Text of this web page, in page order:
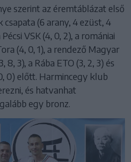
szerint az éremtáblázat első
csapata (6 arany, 4 ezüst, 4
VSK (4, 0, 2), a romániai
(4, 0, 1), a rendező Magyar
8, 3), a Rába ETO (3, 2, 3) és
0) előtt. Harmincegy klub
és hatvanhat
egy bronz.